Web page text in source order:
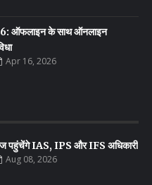
ऑफलाइन के साथ ऑनलाइन
Apr 16, 2026
पहुंचेंगे IAS, IPS और IFS अधिकारी
Aug 08, 2026